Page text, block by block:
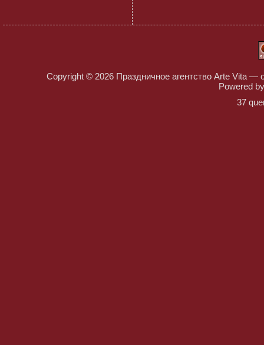
Copyright © 2026 Праздничное агентство Arte Vita —
Powered
37